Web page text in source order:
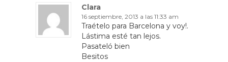
Clara
16 septiembre, 2013 a las 11:33 am
Traételo para Barcelona y voy!.
Lástima esté tan lejos.
Pasateló bien
Besitos